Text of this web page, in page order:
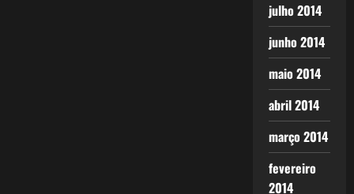
julho 2014
junho 2014
maio 2014
abril 2014
março 2014
fevereiro
2014